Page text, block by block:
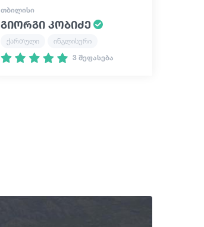
ᲗᲑᲘᲚᲘᲡᲘ
გიორგი კობიძე
ქართული
ინგლისური
3 შეფასება